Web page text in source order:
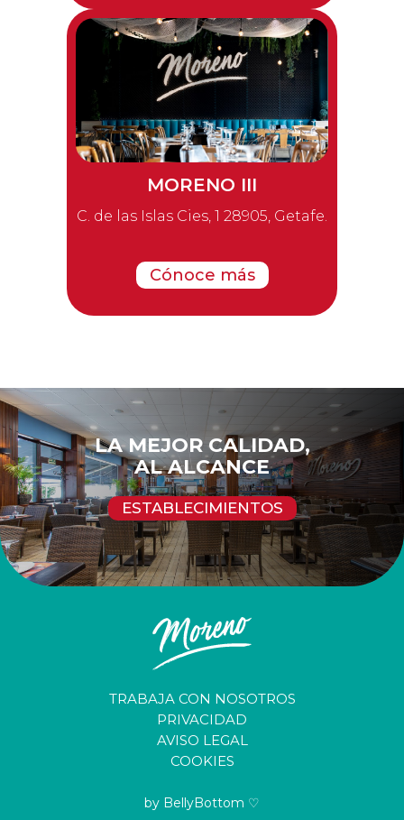
MORENO III
C. de las Islas Cies, 1 28905, Getafe.
Cónoce más
LA MEJOR CALIDAD,
AL ALCANCE
ESTABLECIMIENTOS
TRABAJA CON NOSOTROS
PRIVACIDAD
AVISO LEGAL
COOKIES
by BellyBottom ♡